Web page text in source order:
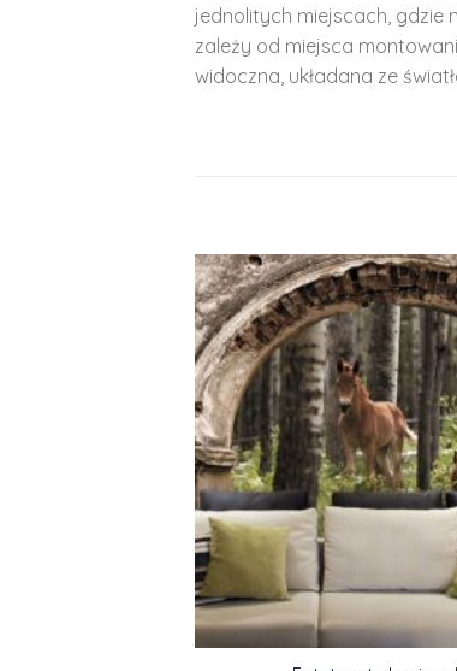
jednolitych miejscach, gdzie
zależy od miejsca
widoczna, układana ze